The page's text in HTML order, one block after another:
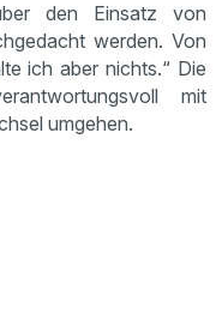
den Einsatz von
werden. Von
ich aber nichts.“ Die
mit
umgehen.